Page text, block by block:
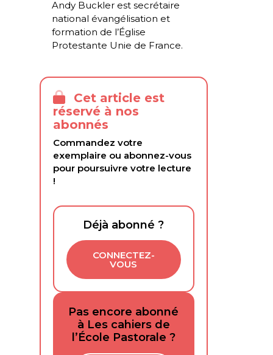
Andy Buckler est secrétaire
national évangélisation et
formation de l’Église
Protestante Unie de France.
Cet article est
réservé à nos
abonnés
Commandez votre
exemplaire ou abonnez-vous
pour poursuivre votre lecture
!
Déjà abonné ?
CONNECTEZ-
VOUS
Pas encore abonné
à Les cahiers de
l’École Pastorale ?